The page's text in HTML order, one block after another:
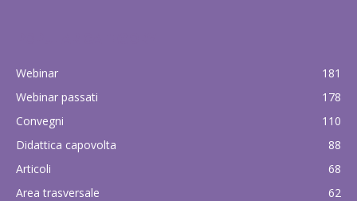
Webinar
181
Webinar passati
178
Convegni
110
Didattica capovolta
88
Articoli
68
Area trasversale
62